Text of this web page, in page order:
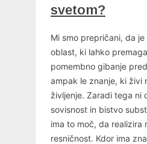
svetom?
Mi smo prepričani, da
oblast, ki lahko
pomembno gibanje
ampak le znanje, ki živi
življenje. Zaradi tega ni
sovisnost in bistvo
ima to moč, da realizira
resničnost. Kdor ima